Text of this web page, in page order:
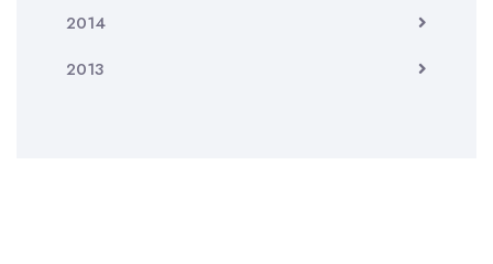
2014
2013